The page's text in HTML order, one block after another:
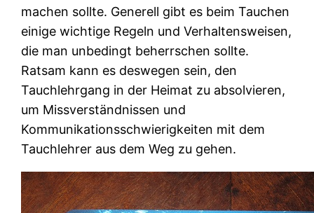
machen sollte. Generell gibt es beim Tauchen
einige wichtige Regeln und Verhaltensweisen,
die man unbedingt beherrschen sollte.
Ratsam kann es deswegen sein, den
Tauchlehrgang in der Heimat zu absolvieren,
um Missverständnissen und
Kommunikationsschwierigkeiten mit dem
Tauchlehrer aus dem Weg zu gehen.